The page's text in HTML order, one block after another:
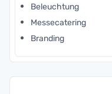
Beleuchtung
Messecatering
Branding